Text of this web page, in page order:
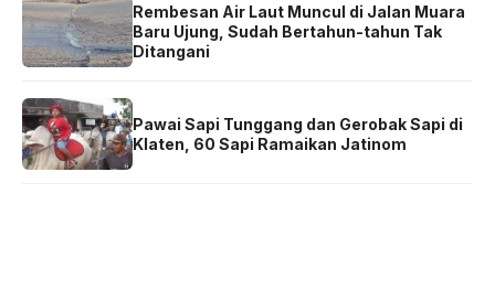
Rembesan Air Laut Muncul di Jalan Muara
Baru Ujung, Sudah Bertahun-tahun Tak
Ditangani
Pawai Sapi Tunggang dan Gerobak Sapi di
Klaten, 60 Sapi Ramaikan Jatinom